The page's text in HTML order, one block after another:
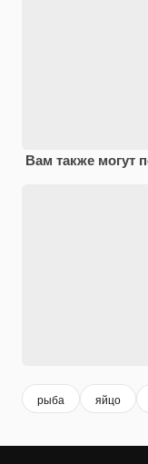
Вам также могут
рыба яйцо